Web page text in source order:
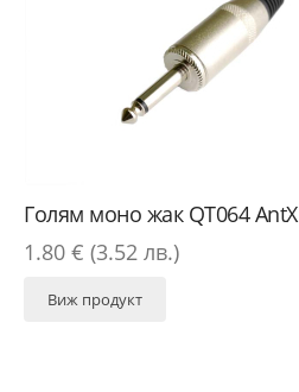
Голям моно жак QT064 AntX
1.80 € (3.52 лв.)
Виж продукт